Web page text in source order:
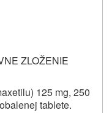
ZLOŽENIE
125 mg, 250
tablete.